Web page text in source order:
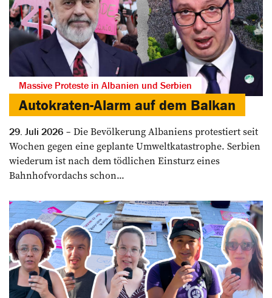
Massive Proteste in Albanien und Serbien
Autokraten-Alarm auf dem Balkan
29. Juli 2026
Die Bevölkerung Albaniens protestiert seit
Wochen gegen eine geplante Umweltkatastrophe. Serbien
wiederum ist nach dem tödlichen Einsturz eines
Bahnhofvordachs schon...